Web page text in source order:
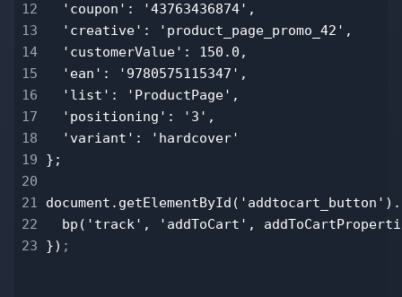
12
'coupon': '43763436874',
13
'creative': 'product_page_promo_42',
14
'customerValue': 150.0,
15
'ean': '9780575115347',
16
'list': 'ProductPage',
17
'positioning': '3',
18
'variant': 'hardcover'
19 };
20
21
22 bp('track', 'addToCart',
23 }) ;